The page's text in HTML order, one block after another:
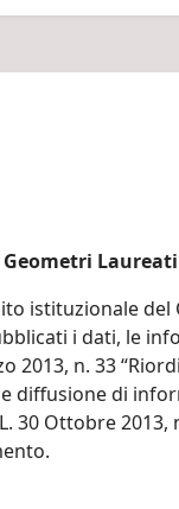
istituzionale
i dati, le
2013, n. 33
diffusione di
30 Ottobre 2013,